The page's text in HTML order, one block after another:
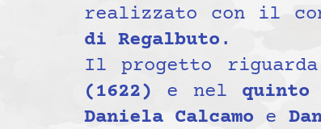
realizzato con il
di Regalbuto .
Il progetto
(1622) e nel quinto
Daniela Calcamo e